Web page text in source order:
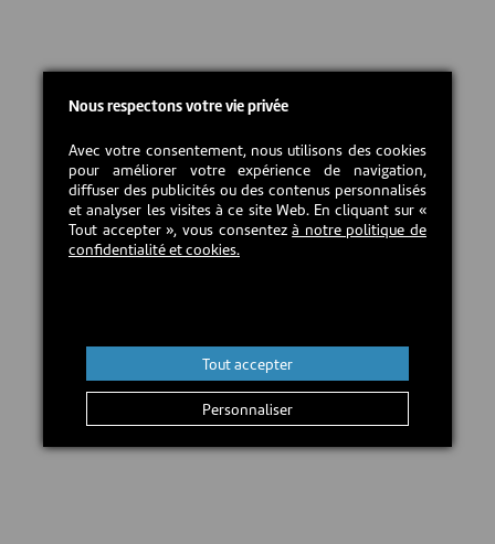
Nous respectons votre vie privée
Avec votre consentement, nous utilisons des cookies
pour améliorer votre expérience de navigation,
diffuser des publicités ou des contenus personnalisés
et analyser les visites à ce site Web. En cliquant sur «
Tout accepter », vous consentezà notre politique de
confidentialité et cookies.
Personnaliser
Tout accepter